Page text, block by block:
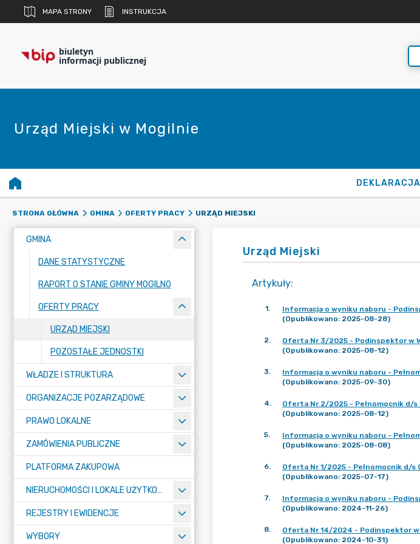
MAPA STRONY INSTRUKCJA
biuletyn
informacji publicznej
Urząd Miejski w Mogilnie
STRONA GŁÓWNA GMINA OFERTY PRACY URZĄD MIEJSKI
GMINA
DANE STATYSTYCZNE
RAPORT O STANIE GMINY MOGILNO
OFERTY PRACY
URZĄD MIEJSKI
POZOSTAŁE JEDNOSTKI
WŁADZE I STRUKTURA
ORGANIZACJE POZARZĄDOWE
PRAWO LOKALNE
ZAMÓWIENIA PUBLICZNE
PLATFORMA ZAKUPOWA
NIERUCHOMOŚCI I LOKALE UŻYTKOWE
REJESTRY I EWIDENCJE
WYBORY
Urząd Miejski
Artykuły:
1.
Informacja o wyniku naboru -
(Opublikowano: 2025-08-28)
2.
Oferta Nr 3/2025 - Podinspektor w
(Opublikowano: 2025-08-12)
3.
Informacja o wyniku naboru -
(Opublikowano: 2025-09-30)
4.
Oferta Nr 2/2025 - Pełnomocnik d/s
(Opublikowano: 2025-08-12)
5.
Informacja o wyniku naboru -
(Opublikowano: 2025-08-08)
6.
Oferta Nr 1/2025 - Pełnomocnik d/s
(Opublikowano: 2025-07-17)
7.
Informacja o wyniku naboru -
(Opublikowano: 2024-11-26)
8.
Oferta Nr 14/2024 - Podinspektor w
(Opublikowano: 2024-10-31)